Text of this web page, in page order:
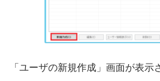
「ユーザの新規作成」画面が表